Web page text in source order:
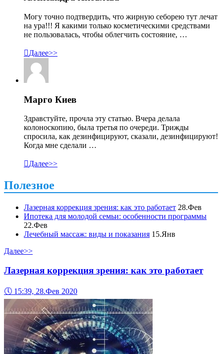
Могу точно подтвердить, что жирную себорею тут лечат
на ура!!! Я какими только косметическими средствами
не пользовалась, чтобы облегчить состояние, …
Далее>>
Марго Киев
Здравстуйте, прочла эту статью. Вчера делала
колоноскопию, была третья по очереди. Трижды
спросила, как дезинфицируют, сказали, дезинфицируют!
Когда мне сделали …
Далее>>
Полезное
Лазерная коррекция зрения: как это работает 28.Фев
Ипотека для молодой семьи: особенности программы
22.Фев
Лечебный массаж: виды и показания 15.Янв
Далее>>
Лазерная коррекция зрения: как это работает
🕔 15:39, 28.Фев 2020